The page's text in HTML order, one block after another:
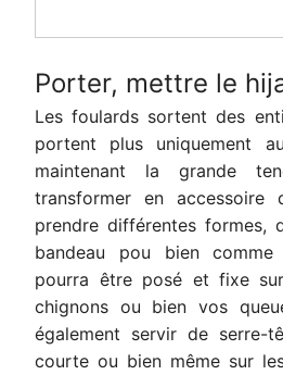
Porter, mettre le
Les foulards sortent des
portent plus uniquement
maintenant la grande
transformer en accessoire
prendre différentes formes,
bandeau pou bien
pourra être posé et fixe
chignons ou bien vos
également servir de serre-
courte ou bien même sur